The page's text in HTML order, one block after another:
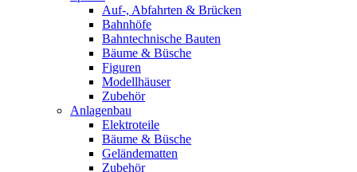
Auf-, Abfahrten & Brücken
Bahnhöfe
Bahntechnische Bauten
Bäume & Büsche
Figuren
Modellhäuser
Zubehör
Anlagenbau
Elektroteile
Bäume & Büsche
Geländematten
Zubehör